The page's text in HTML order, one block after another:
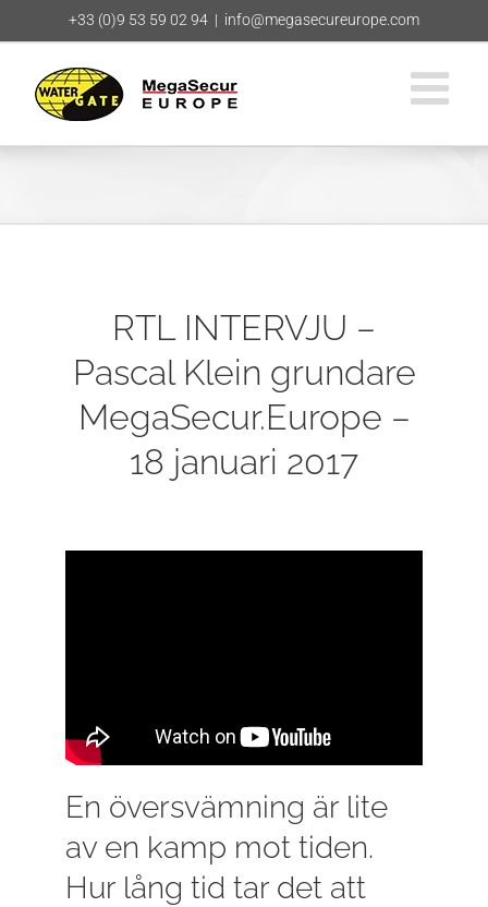
till
innehållet
+33 (0)9 53 59 02 94 | info@megasecureurope.com
RTL INTERVJU –
Pascal Klein grundare
MegaSecur.Europe –
18 januari 2017
En översvämning är lite
av en kamp mot tiden.
Hur lång tid tar det att